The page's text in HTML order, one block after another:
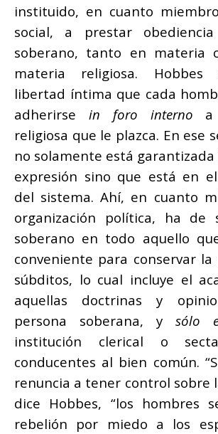
instituido, en cuanto
social, a prestar
soberano, tanto en materia
materia religiosa. Hobbes
libertad íntima que cada
adherirse in foro interno a
religiosa que le plazca. En ese
no solamente está
expresión sino que está en
del sistema. Ahí, en cuanto
organización política, ha de
soberano en todo aquello
conveniente para conservar
súbditos, lo cual incluye el
aquellas doctrinas y
persona soberana, y sólo
institución clerical o
conducentes al bien común.
renuncia a tener control sobre
dice Hobbes, “los hombres
rebelión por miedo a los